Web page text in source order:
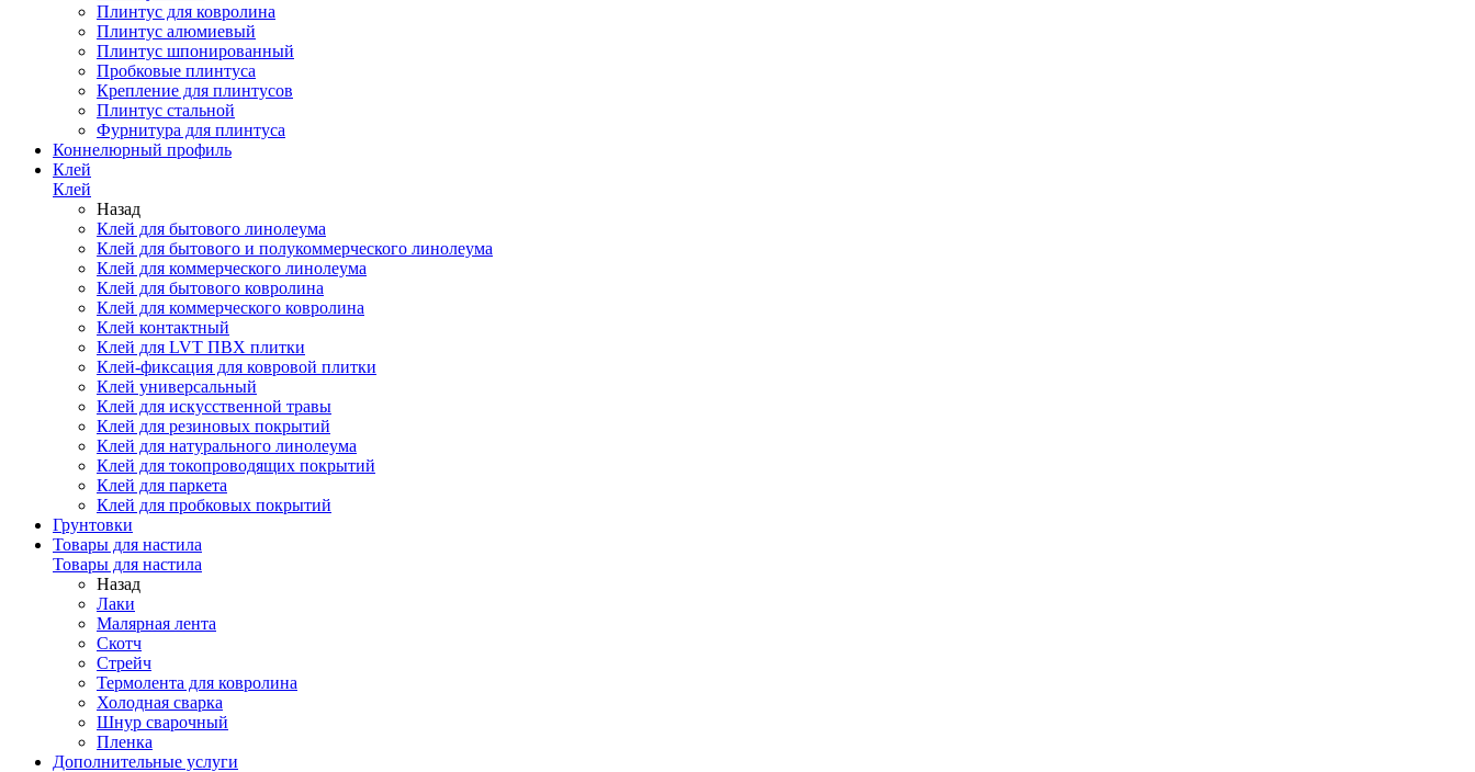
Плинтус для ковролина
Плинтус алюмиевый
Плинтус шпонированный
Пробковые плинтуса
Крепление для плинтусов
Плинтус стальной
Фурнитура для плинтуса
Коннелюрный профиль
Клей
Клей
Назад
Клей для бытового линолеума
Клей для бытового и полукоммерческого линолеума
Клей для коммерческого линолеума
Клей для бытового ковролина
Клей для коммерческого ковролина
Клей контактный
Клей для LVT ПВХ плитки
Клей-фиксация для ковровой плитки
Клей универсальный
Клей для искусственной травы
Клей для резиновых покрытий
Клей для натурального линолеума
Клей для токопроводящих покрытий
Клей для паркета
Клей для пробковых покрытий
Грунтовки
Товары для настила
Товары для настила
Назад
Лаки
Малярная лента
Скотч
Стрейч
Термолента для ковролина
Холодная сварка
Шнур сварочный
Пленка
Дополнительные услуги